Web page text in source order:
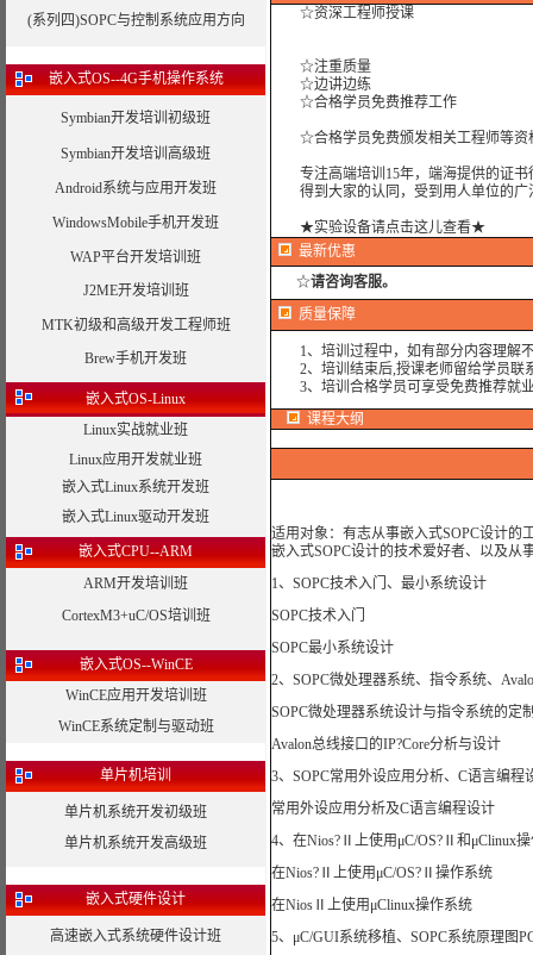
(系列四)SOPC与控制系统应用方向
嵌入式OS--4G手机操作系统
Symbian开发培训初级班
Symbian开发培训高级班
Android系统与应用开发班
WindowsMobile手机开发班
WAP平台开发培训班
J2ME开发培训班
MTK初级和高级开发工程师班
Brew手机开发班
嵌入式OS-Linux
Linux实战就业班
Linux应用开发就业班
嵌入式Linux系统开发班
嵌入式Linux驱动开发班
嵌入式CPU--ARM
ARM开发培训班
CortexM3+uC/OS培训班
嵌入式OS--WinCE
WinCE应用开发培训班
WinCE系统定制与驱动班
单片机培训
单片机系统开发初级班
单片机系统开发高级班
嵌入式硬件设计
高速嵌入式系统硬件设计班
☆资深工程师授课
☆注重质量
☆边讲边练
☆合格学员免费推荐工作
☆合格学员免费颁发相关工程师等资
专注高端培训15年，端海提供的证书
得到大家的认同，受到用人单位的广
★实验设备请点击这儿查看★
最新优惠
☆请咨询客服。
质量保障
1、培训过程中，如有部分内容理解
2、培训结束后,授课老师留给学员联
3、培训合格学员可享受免费推荐就
课程大纲
适用对象：有志从事嵌入式SOPC设计的
嵌入式SOPC设计的技术爱好者、以及从
1、SOPC技术入门、最小系统设计
SOPC技术入门
SOPC最小系统设计
2、SOPC微处理器系统、指令系统、
SOPC微处理器系统设计与指令系统的定
Avalon总线接口的IP?Core分析与设计
3、SOPC常用外设应用分析、C语言编程
常用外设应用分析及C语言编程设计
4、在Nios?Ⅱ上使用μC/OS?Ⅱ和μClinux
在Nios?Ⅱ上使用μC/OS?Ⅱ操作系统
在NiosⅡ上使用μClinux操作系统
5、μC/GUI系统移植、SOPC系统原理图